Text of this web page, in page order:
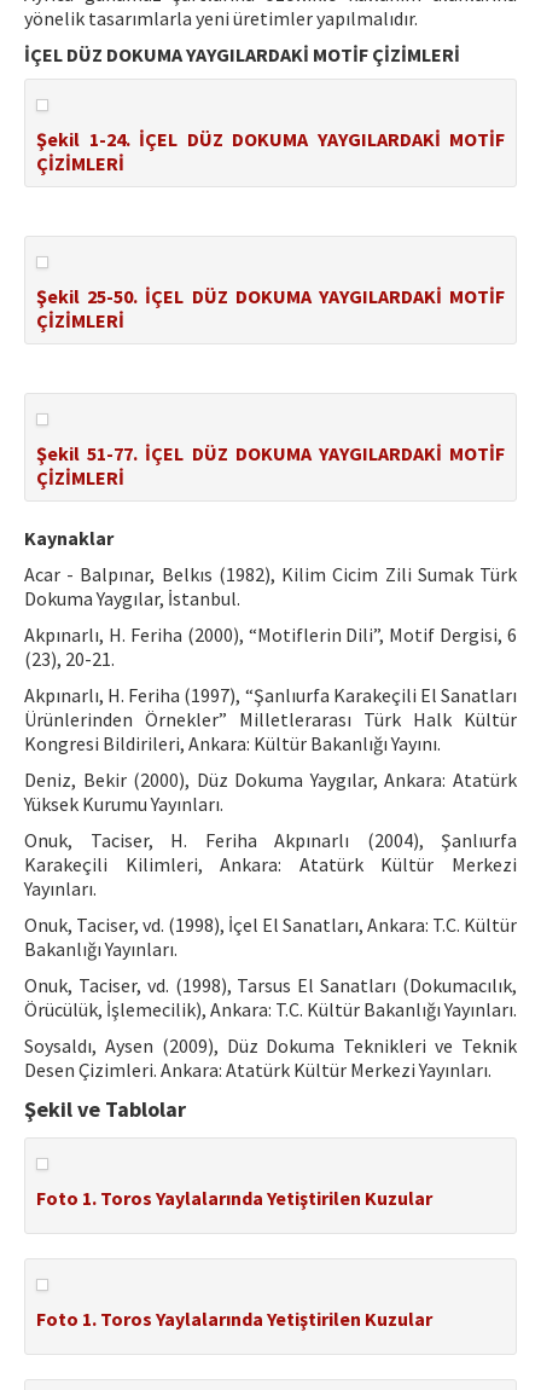
yönelik tasarımlarla yeni üretimler yapılmalıdır.
İÇEL DÜZ DOKUMA YAYGILARDAKİ MOTİF ÇİZİMLERİ
Şekil 1-24. İÇEL DÜZ DOKUMA YAYGILARDAKİ MOTİF
ÇİZİMLERİ
Şekil 25-50. İÇEL DÜZ DOKUMA YAYGILARDAKİ MOTİF
ÇİZİMLERİ
Şekil 51-77. İÇEL DÜZ DOKUMA YAYGILARDAKİ MOTİF
ÇİZİMLERİ
Kaynaklar
Acar - Balpınar, Belkıs (1982), Kilim Cicim Zili Sumak Türk
Dokuma Yaygılar, İstanbul.
Akpınarlı, H. Feriha (2000), “Motiflerin Dili”, Motif Dergisi, 6
(23), 20-21.
Akpınarlı, H. Feriha (1997), “Şanlıurfa Karakeçili El Sanatları
Ürünlerinden Örnekler” Milletlerarası Türk Halk Kültür
Kongresi Bildirileri, Ankara: Kültür Bakanlığı Yayını.
Deniz, Bekir (2000), Düz Dokuma Yaygılar, Ankara: Atatürk
Yüksek Kurumu Yayınları.
Onuk, Taciser, H. Feriha Akpınarlı (2004), Şanlıurfa
Karakeçili Kilimleri, Ankara: Atatürk Kültür Merkezi
Yayınları.
Onuk, Taciser, vd. (1998), İçel El Sanatları, Ankara: T.C. Kültür
Bakanlığı Yayınları.
Onuk, Taciser, vd. (1998), Tarsus El Sanatları (Dokumacılık,
Örücülük, İşlemecilik), Ankara: T.C. Kültür Bakanlığı Yayınları.
Soysaldı, Aysen (2009), Düz Dokuma Teknikleri ve Teknik
Desen Çizimleri. Ankara: Atatürk Kültür Merkezi Yayınları.
Şekil ve Tablolar
Foto 1. Toros Yaylalarında Yetiştirilen Kuzular
Foto 1. Toros Yaylalarında Yetiştirilen Kuzular